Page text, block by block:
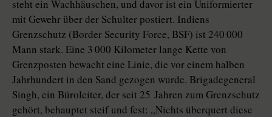
steht ein Wachhäuschen, und davor ist ein Uniformierter
mit Gewehr über der Schulter postiert. Indiens
Grenzschutz (Border Security Force, BSF) ist 240 000
Mann stark. Eine 3 000 Kilometer lange Kette von
Grenzposten bewacht eine Linie, die vor einem halben
Jahrhundert in den Sand gezogen wurde. Brigadegeneral
Singh, ein Büroleiter, der seit 25 Jahren zum Grenzschutz
gehört, behauptet steif und fest: „Nichts überquert diese